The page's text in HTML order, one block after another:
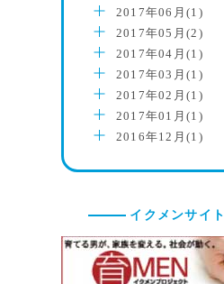
2017年06月(1)
2017年05月(2)
2017年04月(1)
2017年03月(1)
2017年02月(1)
2017年01月(1)
2016年12月(1)
イクメンサイト